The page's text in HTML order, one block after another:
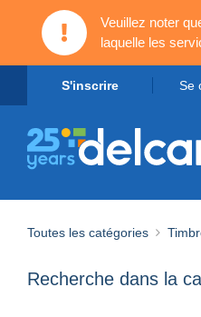
Veuillez noter
laquelle les
S'inscrire Se
Toutes les catégories
Recherche dans la